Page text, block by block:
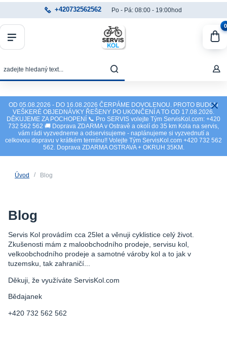
OD 05.08.2026 - DO 16.08.2026 ČERPÁME DOVOLENOU. PROTO BUDOU
VEŠKERÉ OBJEDNÁVKY ŘEŠENY PO UKONČENÍ A TO OD 17.08.2026.
DĚKUJEME ZA POCHOPENÍ 📞 Pro SERVIS volejte Tým ServisKol.com: +420
732 562 562 🚚 Doprava ZDARMA v Ostravě a okolí do 35 km Kola na servis,
vám rádi vyzvedneme a odservisujeme - naplánujeme si vyzvednutí a
celkovou dopravu v krátkém termínu!! Volejte Tým ServisKol.com +420 732 562
562. Doprava ZDARMA OSTRAVA + OKRUH 35KM.
+420732562562 Po - Pá: 08:00 - 19:00hod
0
Úvod Blog
Blog
Servis Kol provádím cca 25let a věnuji cyklistice celý život.
Zkušenosti mám z maloobchodního prodeje, servisu kol,
velkoobchodního prodeje a samotné vároby kol a to jak v
tuzemsku, tak zahraničí...
Děkuji, že využíváte ServisKol.com
Bědajanek
+420 732 562 562